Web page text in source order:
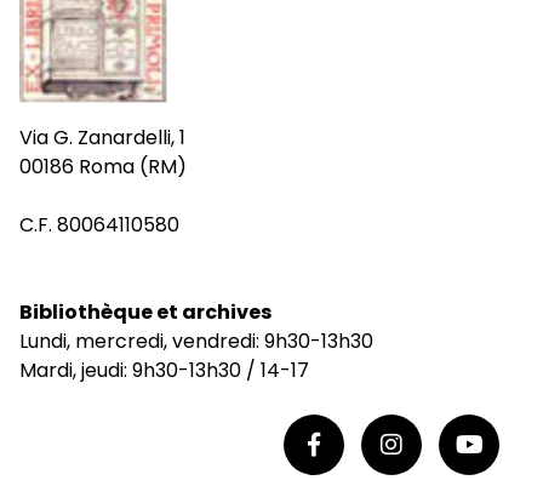
Via G. Zanardelli, 1
00186 Roma (RM)
C.F. 80064110580
Bibliothèque et archives
Lundi, mercredi, vendredi: 9h30-13h30
Mardi, jeudi: 9h30-13h30 / 14-17